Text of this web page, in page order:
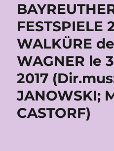
FESTSPIELE
WALKÜRE
WAGNER le
2017
JANOWSKI;
CASTORF)